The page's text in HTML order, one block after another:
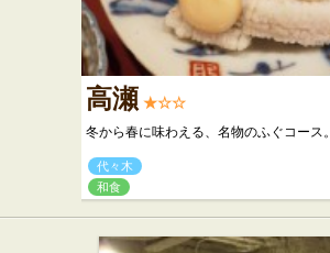
高瀬 ★☆☆
冬から春に味わえる、名物のふぐコース。
代々木
和食